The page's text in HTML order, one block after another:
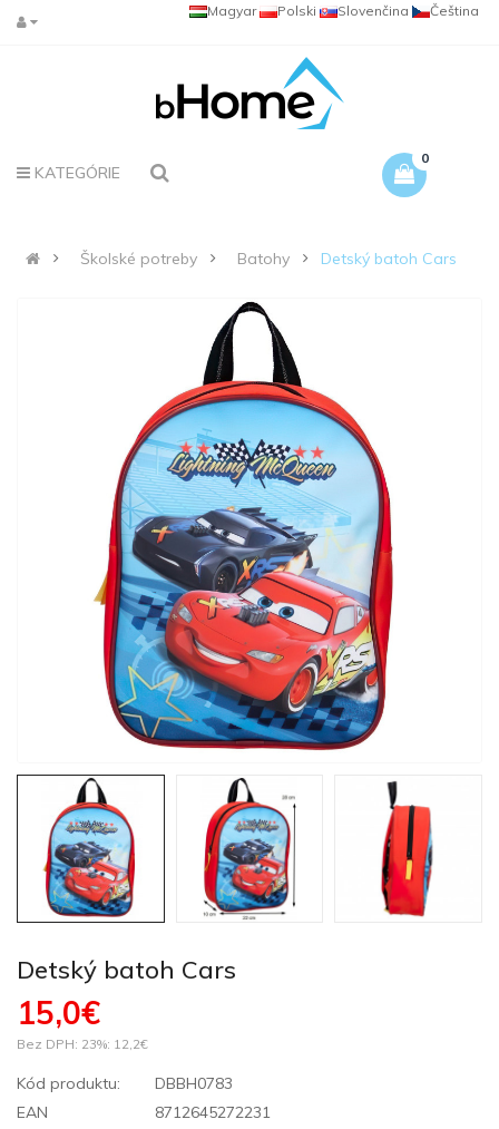
Čeština
Slovenčina
Polski
Magyar
KATEGÓRIE
0
Školské potreby Batohy Detský batoh Cars
Detský batoh Cars
15,0€
Bez DPH: 23%: 12,2€
Kód produktu:
DBBH0783
EAN
8712645272231